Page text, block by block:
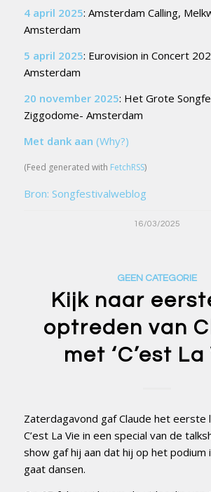
4 april 2025: Amsterdam Calling,
Amsterdam
5 april 2025: Eurovision in Concert
Amsterdam
20 november 2025: Het Grote
Ziggodome- Amsterdam
Met dank aan (Why?)
(Feed generated with FetchRSS)
Bron: Songfestivalweblog
16/03/2025
GEEN CATEGORIE
Kijk naar
optreden van
met ‘C’est La
Zaterdagavond gaf Claude het eerste
C’est La Vie in een special van de
show gaf hij aan dat hij op het podium
gaat dansen.